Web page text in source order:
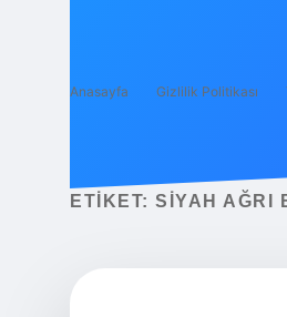
Anasayfa Gizlilik Politikası
ETIKET: SIYAH AĞRI